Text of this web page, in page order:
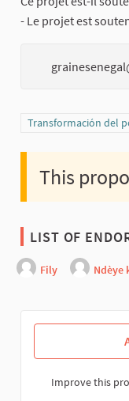
- Le projet est
Filter results for
Transformación del
This
LIST OF
Fily Ndèye
Improve this